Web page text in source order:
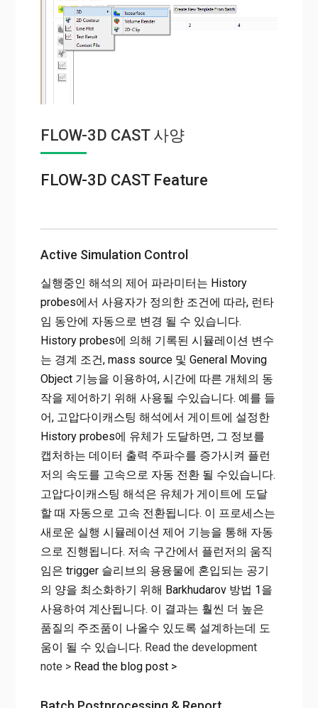
FLOW-3D CAST 사양
FLOW-3D CAST Feature
Active Simulation Control
실행중인 해석의 제어 파라미터는 History
probes에서 사용자가 정의한 조건에 따라, 런타
임 동안에 자동으로 변경 될 수 있습니다.
History probes에 의해 기록된 시뮬레이션 변수
는 경계 조건, mass source 및 General Moving
Object 기능을 이용하여, 시간에 따른 개체의 동
작을 제어하기 위해 사용될 수있습니다. 예를 들
어, 고압다이캐스팅 해석에서 게이트에 설정한
History probes에 유체가 도달하면, 그 정보를
캡처하는 데이터 출력 주파수를 증가시켜 플런
저의 속도를 고속으로 자동 전환 될 수있습니다.
고압다이캐스팅 해석은 유체가 게이트에 도달
할 때 자동으로 고속 전환됩니다. 이 프로세스는
새로운 실행 시뮬레이션 제어 기능을 통해 자동
으로 진행됩니다. 저속 구간에서 플런저의 움직
임은 trigger 슬리브의 용융물에 혼입되는 공기
의 양을 최소화하기 위해 Barkhudarov 방법 1을
사용하여 계산됩니다. 이 결과는 훨씬 더 높은
품질의 주조품이 나올수 있도록 설계하는데 도
움이 될 수 있습니다. Read the development
note >Read the blog post >